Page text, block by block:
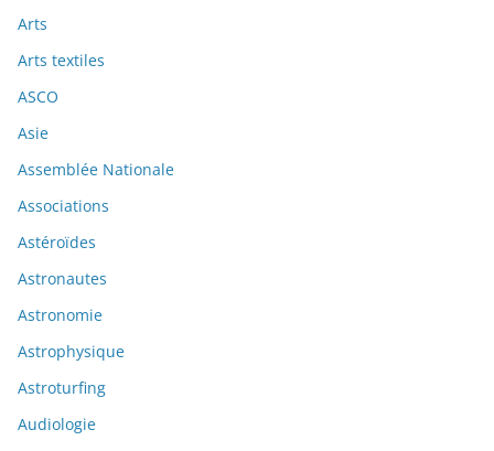
Arts
Arts textiles
ASCO
Asie
Assemblée Nationale
Associations
Astéroïdes
Astronautes
Astronomie
Astrophysique
Astroturfing
Audiologie